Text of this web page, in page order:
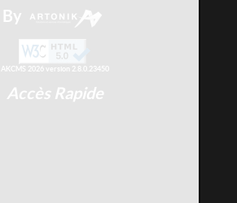
By
AKCMS 2026 version 2.8.0.23450
Accès Rapide